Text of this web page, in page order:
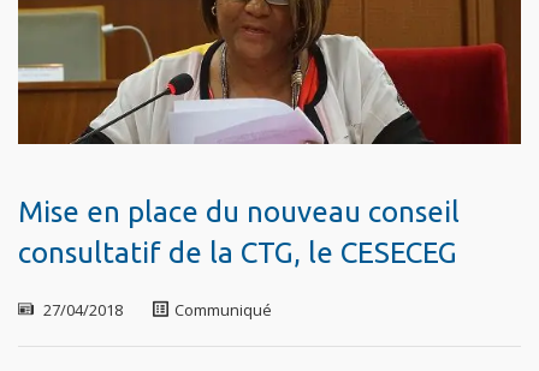
Mise en place du nouveau conseil
consultatif de la CTG, le CESECEG
27/04/2018 Communiqué